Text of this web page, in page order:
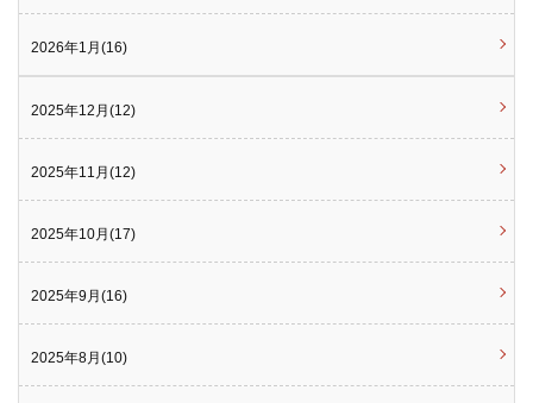
2026年1月(16)
2025年12月(12)
2025年11月(12)
2025年10月(17)
2025年9月(16)
2025年8月(10)